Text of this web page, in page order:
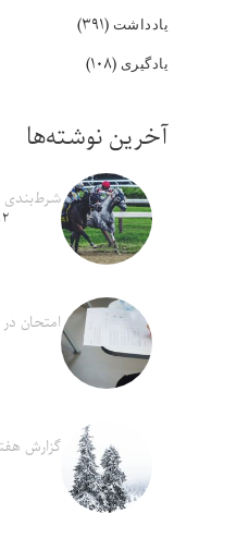
یادداشت (۳۹۱)
یادگیری (۱۰۸)
آخرین نوشته‌ها
شرط‌بندی
۱۲
امتحان
گزارش